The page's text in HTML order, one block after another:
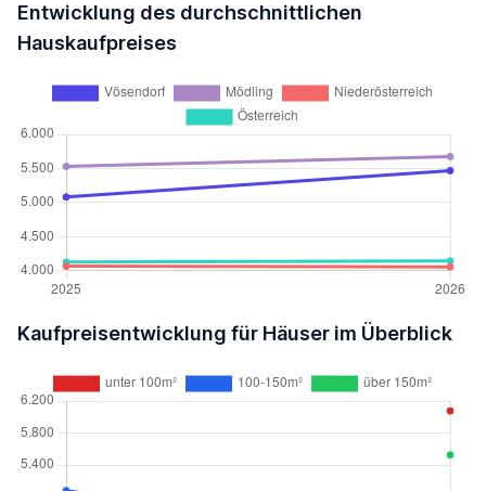
Entwicklung des durchschnittlichen
Hauskaufpreises
Kaufpreisentwicklung für Häuser im Überblick